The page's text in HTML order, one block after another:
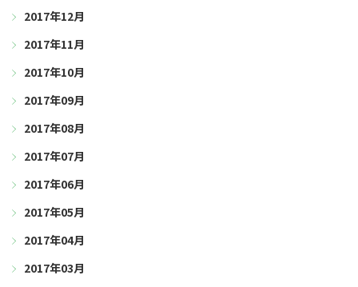
2017年12月
2017年11月
2017年10月
2017年09月
2017年08月
2017年07月
2017年06月
2017年05月
2017年04月
2017年03月